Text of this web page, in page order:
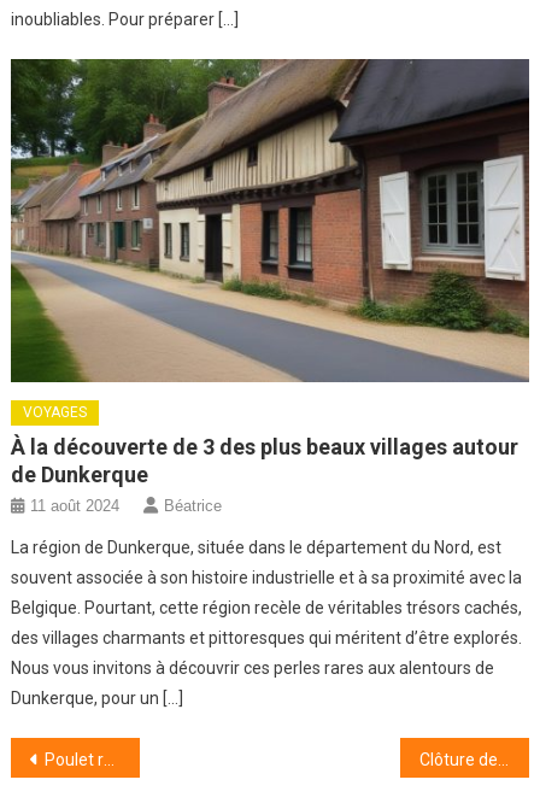
inoubliables. Pour préparer […]
VOYAGES
À la découverte de 3 des plus beaux villages autour
de Dunkerque
11 août 2024 Béatrice
La région de Dunkerque, située dans le département du Nord, est
souvent associée à son histoire industrielle et à sa proximité avec la
Belgique. Pourtant, cette région recèle de véritables trésors cachés,
des villages charmants et pittoresques qui méritent d’être explorés.
Nous vous invitons à découvrir ces perles rares aux alentours de
Dunkerque, pour un […]
Navigation
Poulet rôti aux herbes : la recette automnale qui réchauffe corps et âme Clôture de liquidation : Assurez-vous de respecter ces formalités indispensables pour une clôture conforme !